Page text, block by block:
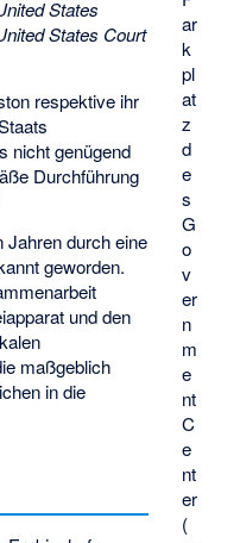
ar
k
pl
at
z
d
e
s
G
o
v
er
n
m
e
nt
C
e
nt
er
(
States
States Court
respektive ihr
nicht genügend
Durchführung
Jahren durch eine
geworden.
und den
maßgeblich
in die